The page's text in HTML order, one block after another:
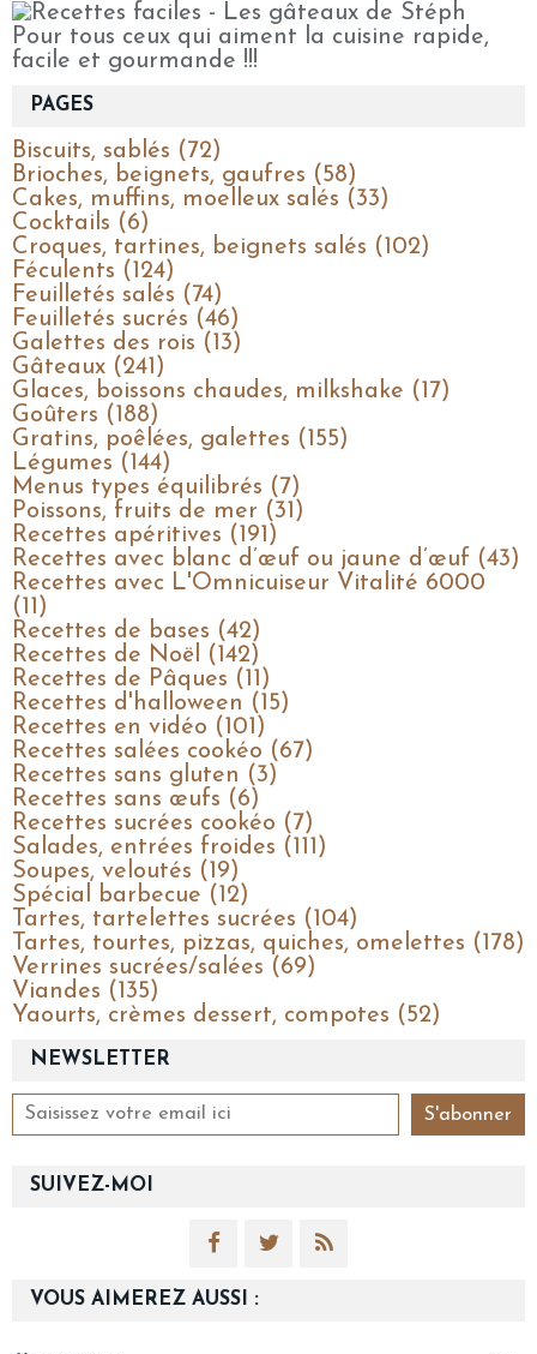
NEWSLETTER
SUIVEZ-MOI
Pour tous ceux qui aiment la cuisine rapide,
facile et gourmande !!!
VOUS AIMEREZ AUSSI :
PAGES
Biscuits, sablés (72)
Brioches, beignets, gaufres (58)
Cakes, muffins, moelleux salés (33)
Cocktails (6)
Croques, tartines, beignets salés (102)
Féculents (124)
Feuilletés salés (74)
Feuilletés sucrés (46)
Galettes des rois (13)
Gâteaux (241)
Glaces, boissons chaudes, milkshake (17)
Goûters (188)
Gratins, poêlées, galettes (155)
Légumes (144)
Menus types équilibrés (7)
Poissons, fruits de mer (31)
Recettes apéritives (191)
Recettes avec blanc d’œuf ou jaune d’œuf (43)
Recettes avec L'Omnicuiseur Vitalité 6000
(11)
Recettes de bases (42)
Recettes de Noël (142)
Recettes de Pâques (11)
Recettes d'halloween (15)
Recettes en vidéo (101)
Recettes salées cookéo (67)
Recettes sans gluten (3)
Recettes sans œufs (6)
Recettes sucrées cookéo (7)
Salades, entrées froides (111)
Soupes, veloutés (19)
Spécial barbecue (12)
Tartes, tartelettes sucrées (104)
Tartes, tourtes, pizzas, quiches, omelettes (178)
Verrines sucrées/salées (69)
Viandes (135)
Yaourts, crèmes dessert, compotes (52)